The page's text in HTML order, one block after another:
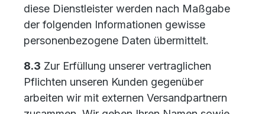
diese Dienstleister werden nach Maßgabe
der folgenden Informationen gewisse
personenbezogene Daten übermittelt.
8.3 Zur Erfüllung unserer vertraglichen
Pflichten unseren Kunden gegenüber
arbeiten wir mit externen Versandpartnern